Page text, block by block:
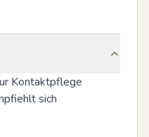
Kontaktpflege
sich